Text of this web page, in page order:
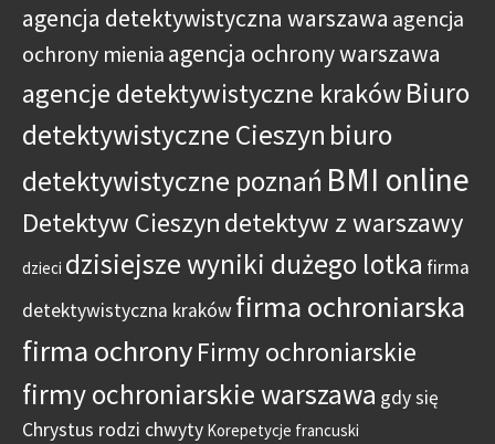
agencja detektywistyczna warszawa agencja
ochrony mienia agencja ochrony warszawa
agencje detektywistyczne krakówBiuro
detektywistyczne Cieszyn biuro
detektywistyczne poznań BMI online
Detektyw Cieszyndetektyw z warszawy
dzieci dzisiejsze wyniki dużego lotka firma
detektywistyczna kraków firma ochroniarska
firma ochrony Firmy ochroniarskie
firmy ochroniarskie warszawa gdy się
Chrystus rodzi chwyty Korepetycje francuski